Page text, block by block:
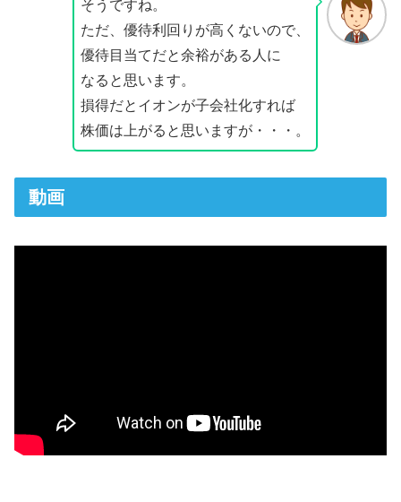
そうですね。
ただ、優待利回りが高くないので、
優待目当てだと余裕がある人に
なると思います。
損得だとイオンが子会社化すれば
株価は上がると思いますが・・・。
動画